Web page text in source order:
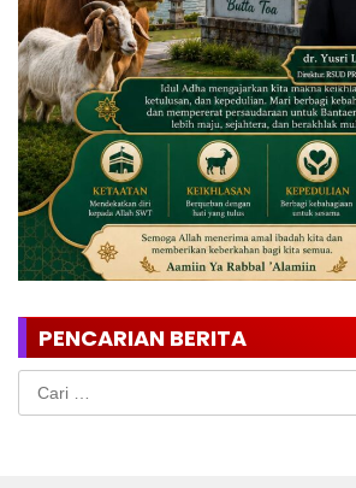
PENCARIAN BERITA
Cari
untuk: